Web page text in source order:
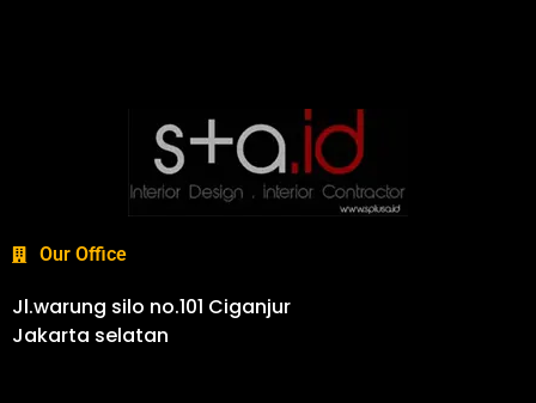
Our Office
Jl.warung silo no.101 Ciganjur
Jakarta selatan